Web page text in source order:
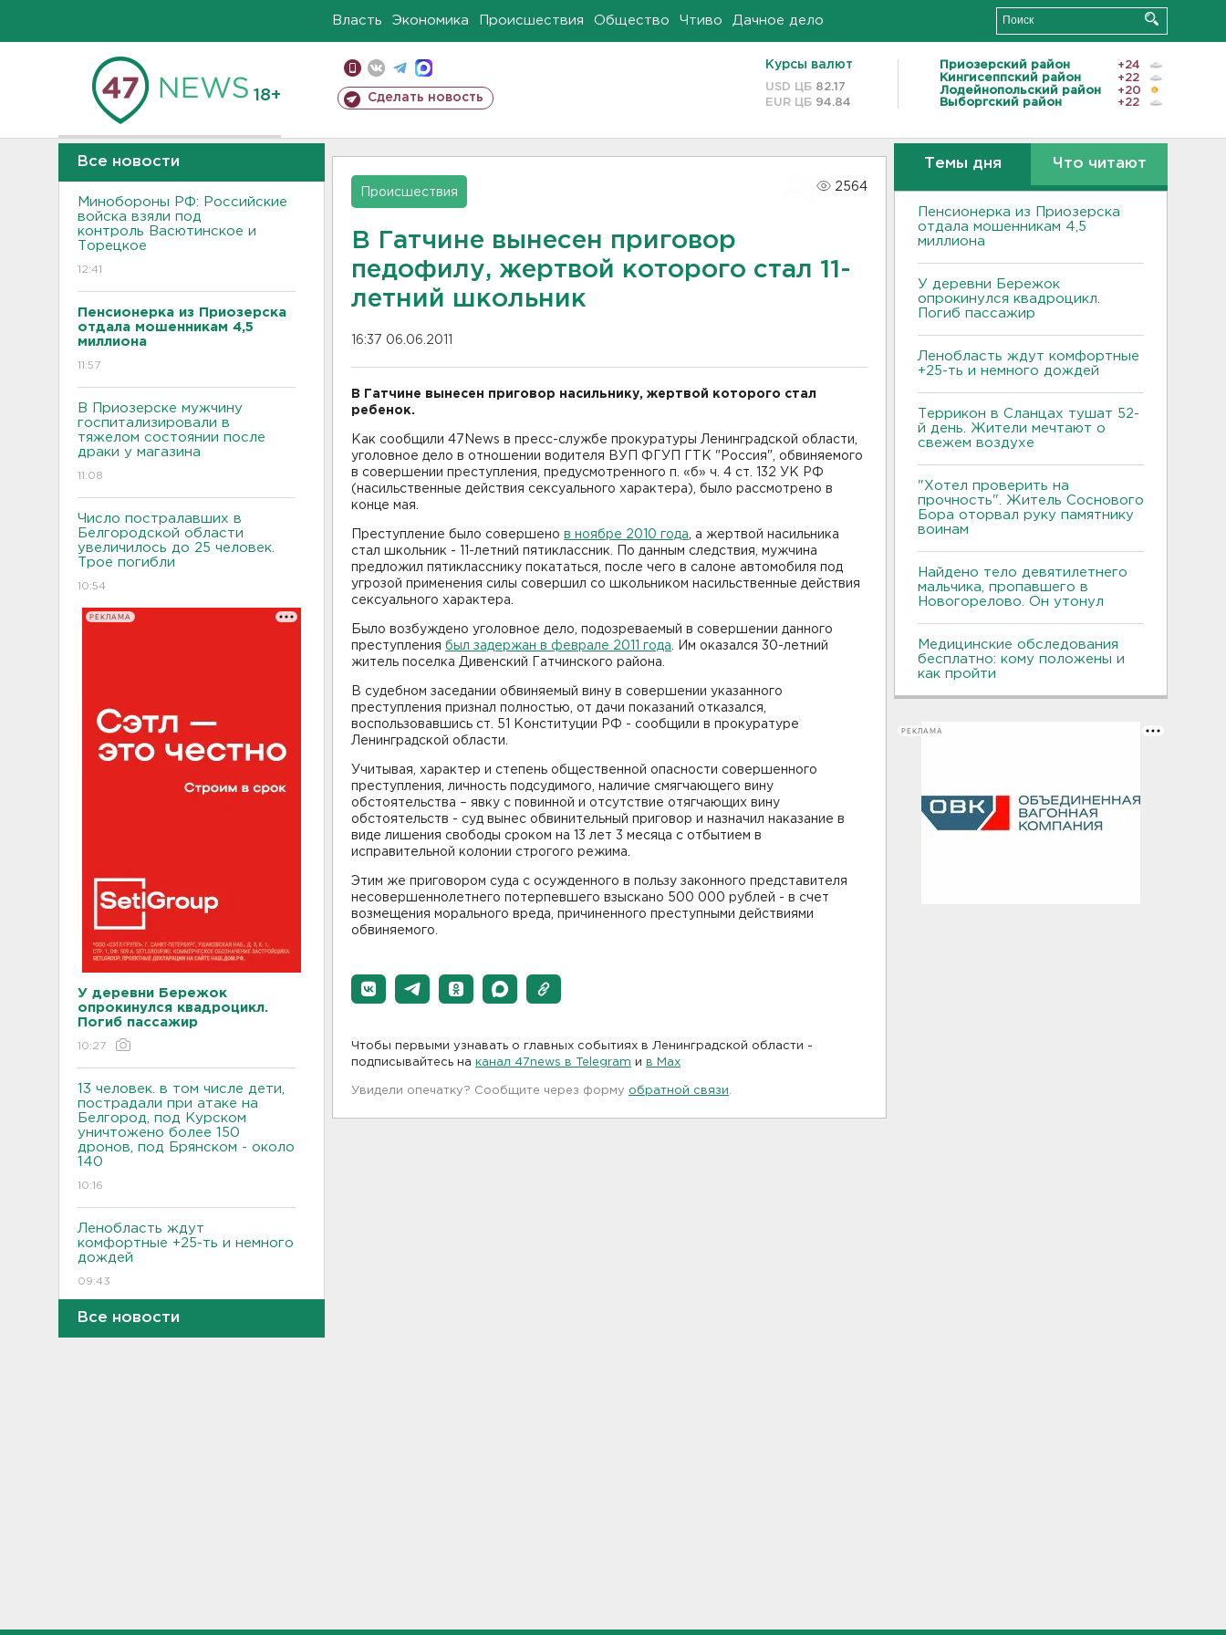
Власть Экономика Происшествия Общество Чтиво Дачное дело
18+ Сделать новость
Курсы валют
USD ЦБ 82.17
EUR ЦБ 94.84
Приозерский район
+24
Кингисеппский район
+22
Лодейнопольский район
+20
Выборгский район
+22
Все новости
Минобороны РФ: Российские
войска взяли под
контроль Васютинское и
Торецкое
12:41
Пенсионерка из Приозерска
отдала мошенникам 4,5
миллиона
11:57
В Приозерске мужчину
госпитализировали в
тяжелом состоянии после
драки у магазина
11:08
Число постралавших в
Белгородской области
увеличилось до 25 человек.
Трое погибли
10:54
РЕКЛАМА
У деревни Бережок
опрокинулся квадроцикл.
Погиб пассажир
10:27
13 человек. в том числе дети,
пострадали при атаке на
Белгород, под Курском
уничтожено более 150
дронов, под Брянском - около
140
10:16
Ленобласть ждут
комфортные +25-ть и немного
дождей
09:43
В Кингисеппе отпраздновали
День физкультурника
Все новости
Происшествия
2564
В Гатчине вынесен приговор
педофилу, жертвой которого стал 11-
летний школьник
16:37 06.06.2011
В Гатчине вынесен приговор насильнику, жертвой которого стал
ребенок.
Как сообщили 47News в пресс-службе прокуратуры Ленинградской области,
уголовное дело в отношении водителя ВУП ФГУП ГТК "Россия", обвиняемого
в совершении преступления, предусмотренного п. «б» ч. 4 ст. 132 УК РФ
(насильственные действия сексуального характера), было рассмотрено в
конце мая.
Преступление было совершено в ноябре 2010 года , а жертвой насильника
стал школьник - 11-летний пятиклассник. По данным следствия, мужчина
предложил пятикласснику покататься, после чего в салоне автомобиля под
угрозой применения силы совершил со школьником насильственные действия
сексуального характера.
Было возбуждено уголовное дело, подозреваемый в совершении данного
преступления был задержан в феврале 2011 года . Им оказался 30-летний
житель поселка Дивенский Гатчинского района.
В судебном заседании обвиняемый вину в совершении указанного
преступления признал полностью, от дачи показаний отказался,
воспользовавшись ст. 51 Конституции РФ - сообщили в прокуратуре
Ленинградской области.
Учитывая, характер и степень общественной опасности совершенного
преступления, личность подсудимого, наличие смягчающего вину
обстоятельства – явку с повинной и отсутствие отягчающих вину
обстоятельств - суд вынес обвинительный приговор и назначил наказание в
виде лишения свободы сроком на 13 лет 3 месяца с отбытием в
исправительной колонии строгого режима.
Этим же приговором суда с осужденного в пользу законного представителя
несовершеннолетнего потерпевшего взыскано 500 000 рублей - в счет
возмещения морального вреда, причиненного преступными действиями
обвиняемого.
Чтобы первыми узнавать о главных событиях в Ленинградской области -
подписывайтесь на канал 47news в Telegram и в Maх
Увидели опечатку? Сообщите через форму обратной связи
Темы дня Что читают
Пенсионерка из Приозерска
отдала мошенникам 4,5
миллиона
У деревни Бережок
опрокинулся квадроцикл.
Погиб пассажир
Ленобласть ждут комфортные
+25-ть и немного дождей
Террикон в Сланцах тушат 52-
й день. Жители мечтают о
свежем воздухе
"Хотел проверить на
прочность". Житель Соснового
Бора оторвал руку памятнику
воинам
Найдено тело девятилетнего
мальчика, пропавшего в
Новогорелово. Он утонул
Медицинские обследования
бесплатно: кому положены и
как пройти
РЕКЛАМА